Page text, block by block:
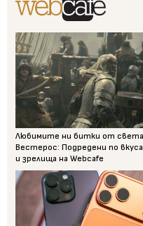
Любимите ни битки от света
Вестерос: Подредени по
и зрелища на Webcafe